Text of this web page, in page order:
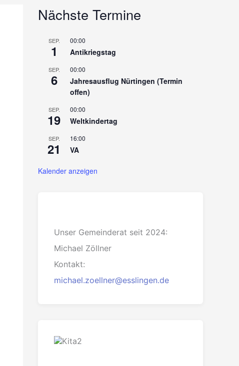
Nächste Termine
SEP.
1
00:00
Antikriegstag
SEP.
6
00:00
Jahresausflug Nürtingen (Termin
offen)
SEP.
19
00:00
Weltkindertag
SEP.
21
16:00
VA
Kalender anzeigen
Unser Gemeinderat seit 2024:
Michael Zöllner
Kontakt:
michael.zoellner@esslingen.de